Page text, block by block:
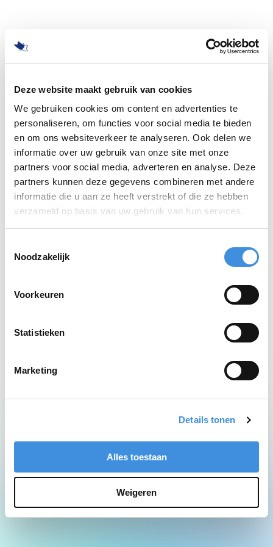
Deze website maakt gebruik van cookies
We gebruiken cookies om content en advertenties te
personaliseren, om functies voor social media te bieden
en om ons websiteverkeer te analyseren. Ook delen we
informatie over uw gebruik van onze site met onze
partners voor social media, adverteren en analyse. Deze
partners kunnen deze gegevens combineren met andere
informatie die u aan ze heeft verstrekt of die ze hebben
verzameld op basis van uw gebruik van hun services.
Noodzakelijk
Voorkeuren
Statistieken
Marketing
Details tonen
Alles toestaan
Weigeren
500